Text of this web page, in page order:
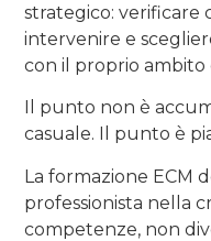
strategico: verificare
intervenire e
con il proprio ambito
Il punto non è
casuale. Il punto è
La formazione ECM
professionista nella
competenze, non